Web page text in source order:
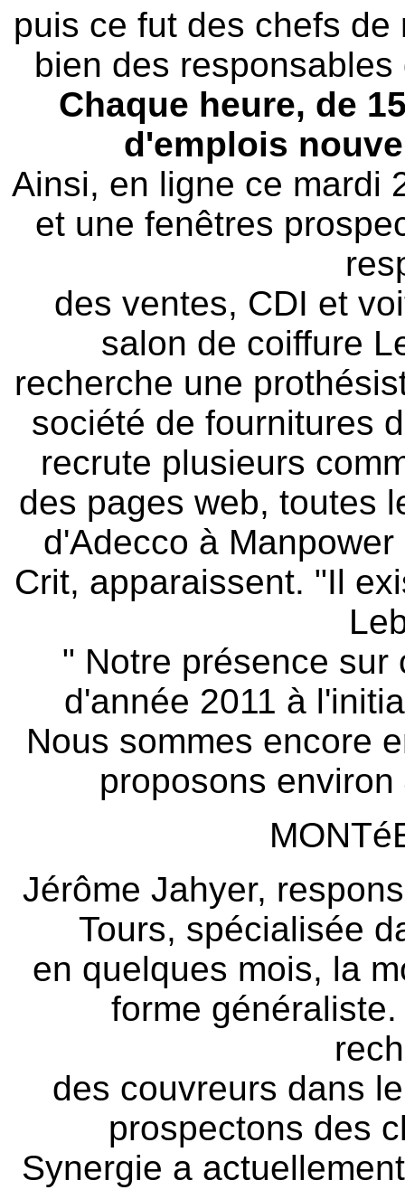
puis ce fut des chefs
bien des
Chaque heure, de
d'emplois
Ainsi, en ligne ce mardi
et une fenêtres
des ventes, CDI et
salon de coiffure
recherche une
société de fournitures
recrute plusieurs
des pages web, toutes
d'Adecco à
Crit, apparaissent. "Il
" Notre présence sur
d'année 2011 à
Nous sommes encore
proposons
Jérôme Jahyer,
Tours, spécialisée
en quelques mois, la
forme
des couvreurs dans
prospectons des
Synergie a